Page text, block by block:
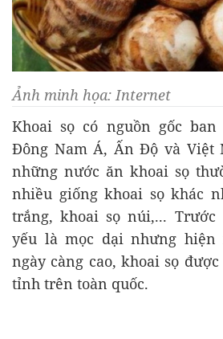
Ảnh minh họa: Internet
Khoai sọ có nguồn gốc
Đông Nam Á, Ấn Độ và Việt
những nước ăn khoai sọ
nhiều giống khoai sọ khác
trắng, khoai sọ núi,... Trước
yếu là mọc dại nhưng hiện
ngày càng cao, khoai sọ
tỉnh trên toàn quốc.